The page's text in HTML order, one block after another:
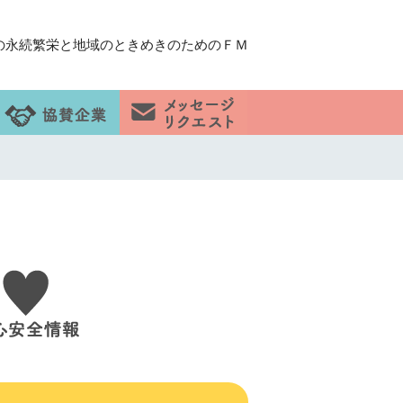
永続繁栄と地域のときめきのためのＦＭ